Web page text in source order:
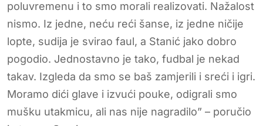
poluvremenu i to smo morali realizovati. Nažalost
nismo. Iz jedne, neću reći šanse, iz jedne ničije
lopte, sudija je svirao faul, a Stanić jako dobro
pogodio. Jednostavno je tako, fudbal je nekad
takav. Izgleda da smo se baš zamjerili i sreći i igri.
Moramo dići glave i izvući pouke, odigrali smo
mušku utakmicu, ali nas nije nagradilo” – poručio